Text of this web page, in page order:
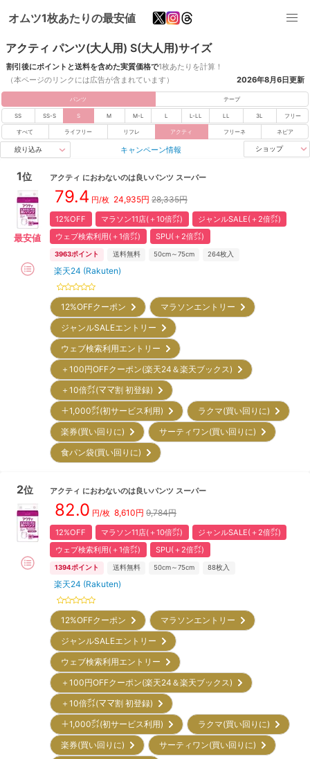
オムツ1枚あたりの最安値
アクティ パンツ(大人用) S(大人用)サイズ
割引後にポイントと送料を含めた実質価格で1枚あたりを計算！
（本ページのリンクには広告が含まれています）
2026年8月6日更新
パンツ テープ
SS SS-S S M M-L L L-LL LL 3L フリー
すべて ライフリー リフレ アクティ フリーネ ネピア
絞り込み キャンペーン情報 ショップ
1位
最安値
アクティ におわないのは良いパンツ スーパー
79.4 円/枚 24,935円 28,335円
12%OFF マラソン11店(＋10倍㌽)
ジャンルSALE(＋2倍㌽)
ウェブ検索利用(＋1倍㌽)
SPU(＋2倍㌽)
3963ポイント 送料無料 50cm～75cm 264枚入
楽天24 (Rakuten)
12%OFFクーポン
マラソンエントリー
ジャンルSALEエントリー
ウェブ検索利用エントリー
＋100円OFFクーポン(楽天24＆楽天ブックス)
＋10倍㌽(ママ割 初登録)
＋1,000㌽(初サービス利用)
ラクマ(買い回りに)
楽券(買い回りに)
サーティワン(買い回りに)
食パン袋(買い回りに)
2位 アクティ におわないのは良いパンツ スーパー
82.0 円/枚 8,610円 9,784円
12%OFF マラソン11店(＋10倍㌽)
ジャンルSALE(＋2倍㌽)
ウェブ検索利用(＋1倍㌽)
SPU(＋2倍㌽)
1394ポイント 送料無料 50cm～75cm 88枚入
楽天24 (Rakuten)
12%OFFクーポン
マラソンエントリー
ジャンルSALEエントリー
ウェブ検索利用エントリー
＋100円OFFクーポン(楽天24＆楽天ブックス)
＋10倍㌽(ママ割 初登録)
＋1,000㌽(初サービス利用)
ラクマ(買い回りに)
楽券(買い回りに)
サーティワン(買い回りに)